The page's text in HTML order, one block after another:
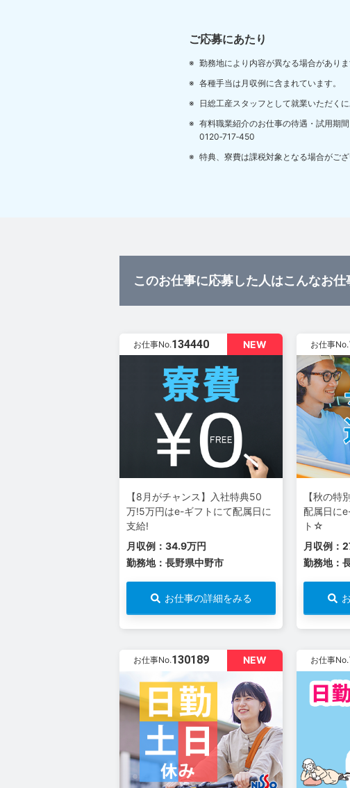
ご応募にあたり
勤務地により内容が異なる場合があり
各種手当は月収例に含まれています。
日総工産スタッフとして就業いただく
有料職業紹介のお仕事の待遇・試用期
0120‐717‐450
特典、寮費は課税対象となる場合がござ
このお仕事に応募した人はこんなお
NEW
お仕事No.134440
【8月がチャンス】入社特典50
万!5万円はe-ギフトにて配属日に
支給!
月収例：34.9万円
勤務地：長野県中野市
お仕事の詳細をみる
お仕事No.
【秋の特
配属日に
ト☆
月収例：
勤務地：
NEW
お仕事No.130189 お仕事No.